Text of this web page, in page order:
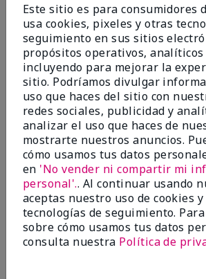
¿Le ha resultado útil
opinión?
4 0
Marcar esta opinión
5
Kristen
EnviadoHace 10 meses
por Jennifer
de MECHANCSBRG
Comprador verificado
Este sitio es para consumidores
usa cookies, pixeles y otras
seguimiento en sus sitios
propósitos operativos, analíticos
incluyendo para mejorar la
sitio. Podríamos divulgar
uso que haces del sitio con
redes sociales, publicidad y
analizar el uso que haces de
mostrarte nuestros anuncios.
cómo usamos tus datos
en 'No vender ni compartir mi
personal'.. Al continuar usando
aceptas nuestro uso de cookies
tecnologías de seguimiento.
sobre cómo usamos tus datos
consulta nuestra Política de